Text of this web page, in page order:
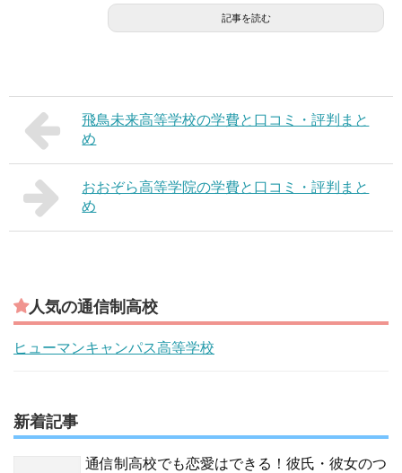
記事を読む
飛鳥未来高等学校の学費と口コミ・評判まと
め
おおぞら高等学院の学費と口コミ・評判まと
め
人気の通信制高校
ヒューマンキャンパス高等学校
新着記事
通信制高校でも恋愛はできる！彼氏・彼女のつ